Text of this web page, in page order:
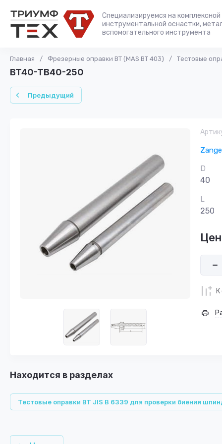
Специализируемся на
инструментальной оснастки,
вспомогательного инструмента
Главная / Фрезерные оправки ВТ (MAS BT 403) / Тестовые
BT40-TB40-250
Предыдущий
Zange
D
40
L
250
Находится в разделах
Тестовые оправки BT JIS B 6339 для проверки биения